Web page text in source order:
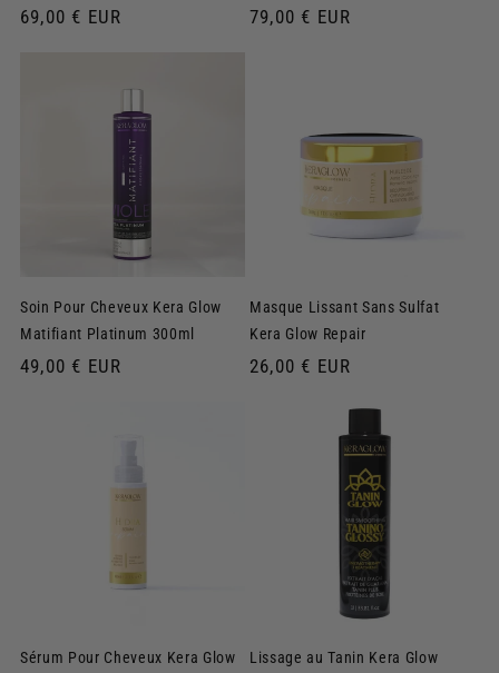
Prix
69,00 € EUR
Prix
79,00 € EUR
Soin Pour Cheveux Kera Glow
Matifiant Platinum 300ml
Prix
49,00 € EUR
Masque Lissant Sans Sulfat
Kera Glow Repair
Prix
26,00 € EUR
Sérum Pour Cheveux Kera Glow
Lissage au Tanin Kera Glow